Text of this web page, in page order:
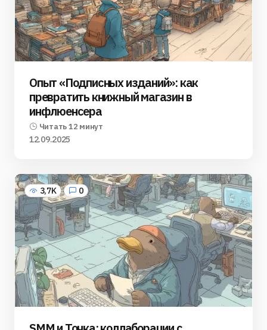
Опыт «Подписных изданий»: как
превратить книжный магазин в
инфлюенсера
Читать 12 минут
12.09.2025
3,7K 0